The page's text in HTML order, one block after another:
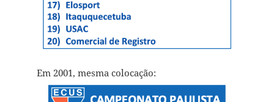
Em 2001, mesma colocação: